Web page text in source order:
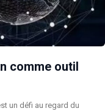
comme outil
un défi au regard du